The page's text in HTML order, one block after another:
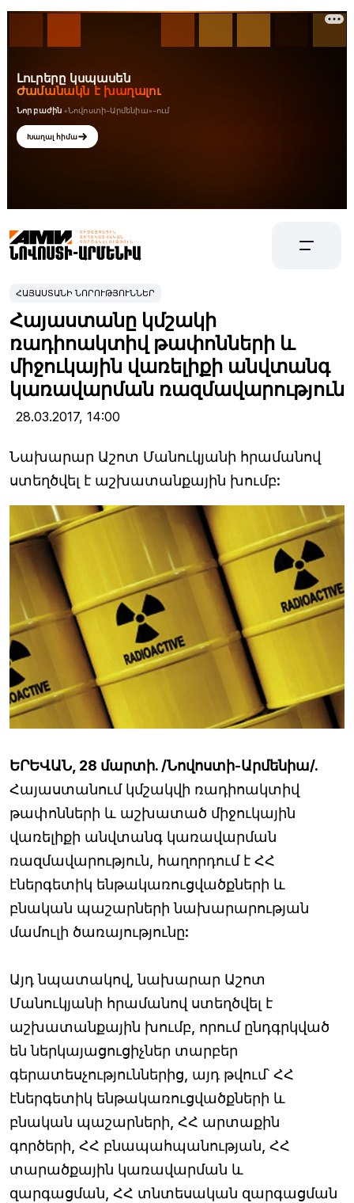
ՀԱՅԱՍՏԱՆԻ ՆՈՐՈՒԹՅՈՒՆՆԵՐ
Հայաստանը կմշակի
ռադիոակտիվ թափոնների և
միջուկային վառելիքի անվտանգ
կառավարման ռազմավարություն
28.03.2017, 14:00
Նախարար Աշոտ Մանուկյանի հրամանով
ստեղծվել է աշխատանքային խումբ:
ԵՐԵՎԱՆ, 28 մարտի. /Նովոստի-Արմենիա/.
Հայաստանում կմշակվի ռադիոակտիվ
թափոնների և աշխատած միջուկային
վառելիքի անվտանգ կառավարման
ռազմավարություն, հաղորդում է ՀՀ
էներգետիկ ենթակառուցվածքների և
բնական պաշարների նախարարության
մամուլի ծառայությունը:
Այդ նպատակով, նախարար Աշոտ
Մանուկյանի հրամանով ստեղծվել է
աշխատանքային խումբ, որում ընդգրկված
են ներկայացուցիչներ տարբեր
գերատեսչություններից, այդ թվում՝ ՀՀ
էներգետիկ ենթակառուցվածքների և
բնական պաշարների, ՀՀ արտաքին
գործերի, ՀՀ բնապահպանության, ՀՀ
տարածքային կառավարման և
զարգացման, ՀՀ տնտեսական զարգացման